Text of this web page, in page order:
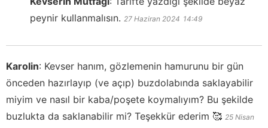
peynir kullanmalısın. 27 Haziran 2024 14:49
Karolin: Kevser hanım, gözlemenin hamurunu bir gün
önceden hazırlayıp (ve açıp) buzdolabında saklayabilir
miyim ve nasıl bir kaba/poşete koymalıyım? Bu şekilde
buzlukta da saklanabilir mi? Teşekkür ederim 🥰 25 Nisan